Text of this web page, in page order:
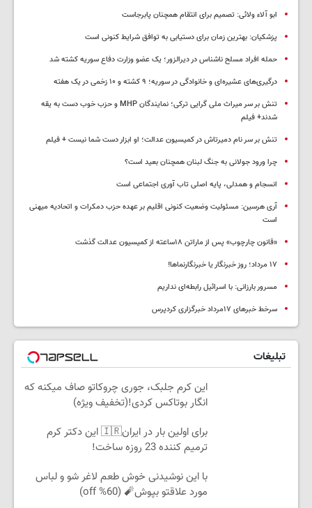
ابو آلاء ولائی: تصمیم برای انتقام همچنان پابرجاست
پزشکیان‌: بهترین زمان برای دستیابی به توافق شرایط کنونی است
حمله افراد مسلح ناشناس در دیرالزور؛ یک عضو وزارت دفاع سوریه کشته شد
درگیری‌های عشیره‌ای و خانوادگی در سوریه؛ ۹ کشته و ۱۰ زخمی در یک هفته
تنش بر سر میراث ملی گرایی ترکی؛ نمایندگان MHP و حزب خوب دست به یقه
شدند+ فیلم
تنش بر سر نام دمیرتاش در کمیسیون عدالت؛ او ابزار دست شما نیست + فیلم
چرا ورود جولانی به جنگ لبنان همچنان بعید است؟
انسجام و همدلی، پایه اصلی تاب آوری اجتماعی است
آری هرسین: مسئولیت وضعیت کنونی اقلیم بر عهده حزب دمکرات و اتحادیه میهنی
است
«قانون چارچوب» پس از ماراتن ۱۸ساعته از کمیسیون عدالت گذشت
١٧ مرداد؛ روز خبرنگار یا خبرنگارنماها!
مسرور بارزانی: با اسرائیل رابطه‌ای نداریم
سرخط خبرهای ۱۷مرداد خبرگزاری کردپرس
تبلیغات
این کرم جلبک، جوری چروکاتو صاف میکنه که
انگار بوتاکس کردی!(تخفیف ویژه)
برای اولین بار در ایران🇮🇷 این دکتر کرم
ترمیم کننده 23 روزه ساخت!
با این نوشیدنی خوش طعم لاغر شو و لباس
مورد علاقتو بپوش🧨 (60% off)